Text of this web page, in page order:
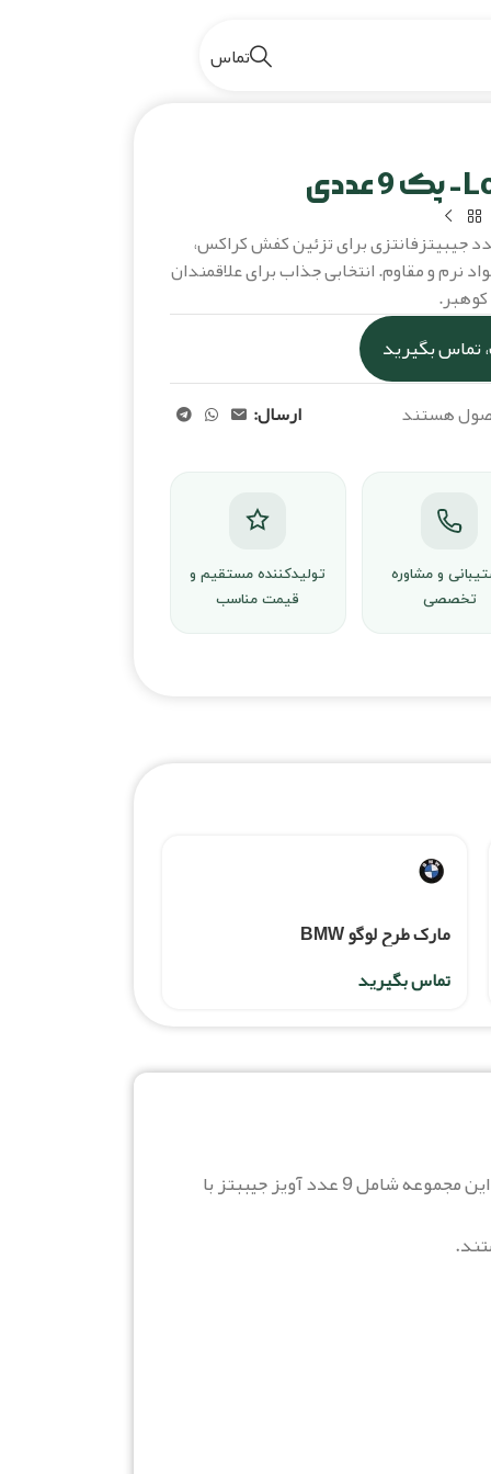
تماس
جیبیتز طرح لاو شامل 9 عدد جیبیتزفانتزی برای تزئین کفش کراکس،
نرم و مقاوم. انتخابی جذاب برای علاقمندان
تماس بگیرید
هستند ارسال:
و مشاوره
تخصصی
تولیدکننده مستقیم و
قیمت مناسب
مارک طرح لوگو BMW
تماس بگیرید
اگر به دنبال یک پک کامل و جذاب برای تزئین کفش‌های کراکس خود هستید، کالکشن جیبیتز لاو بهترین انتخاب برای شماست. این مجموعه شامل 9 عدد آویز جیببتز با